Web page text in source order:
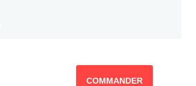
COMMANDER